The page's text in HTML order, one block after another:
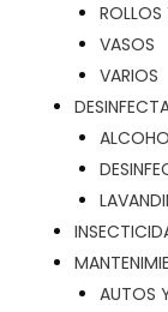
ROLLOS
VASOS
VARIOS
AUTOS